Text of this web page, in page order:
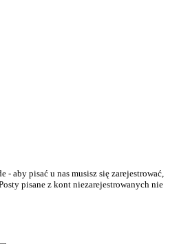
- aby pisać u nas musisz się zarejestrować,
pisane z kont niezarejestrowanych nie